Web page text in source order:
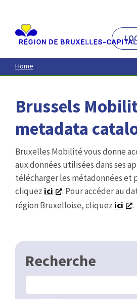
contenu
principal
Home
Brussels
metadata
Bruxelles Mobilité vous donne
aux données utilisées dans ses
télécharger les métadonnées et
cliquez ici
. Pour accéder au
région Bruxelloise, cliquez ici .
Recherche